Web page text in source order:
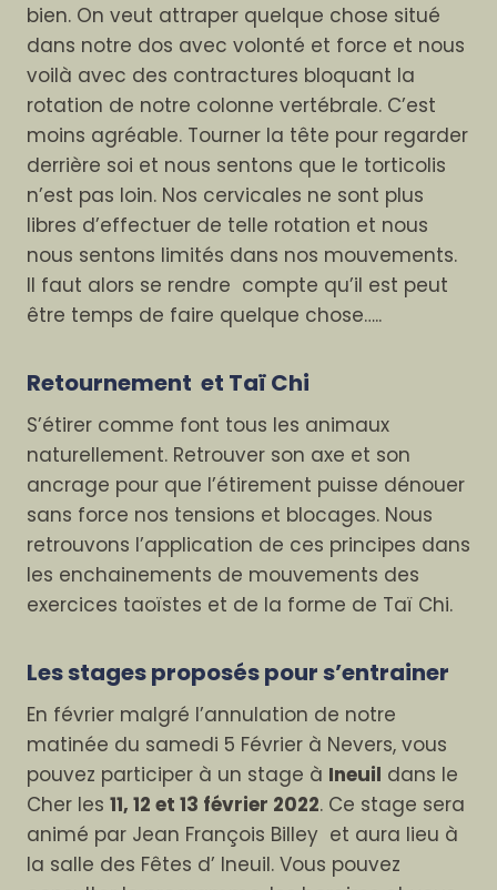
bien. On veut attraper quelque chose situé
dans notre dos avec volonté et force et nous
voilà avec des contractures bloquant la
rotation de notre colonne vertébrale. C’est
moins agréable. Tourner la tête pour regarder
derrière soi et nous sentons que le torticolis
n’est pas loin. Nos cervicales ne sont plus
libres d’effectuer de telle rotation et nous
nous sentons limités dans nos mouvements.
Il faut alors se rendre compte qu’il est peut
être temps de faire quelque chose…..
Retournement et Taï Chi
S’étirer comme font tous les animaux
naturellement. Retrouver son axe et son
ancrage pour que l’étirement puisse dénouer
sans force nos tensions et blocages. Nous
retrouvons l’application de ces principes dans
les enchainements de mouvements des
exercices taoïstes et de la forme de Taï Chi.
Les stages proposés pour s’entrainer
En février malgré l’annulation de notre
matinée du samedi 5 Février à Nevers, vous
pouvez participer à un stage à Ineuil dans le
Cher les 11, 12 et 13 février 2022. Ce stage sera
animé par Jean François Billey et aura lieu à
la salle des Fêtes d’ Ineuil. Vous pouvez